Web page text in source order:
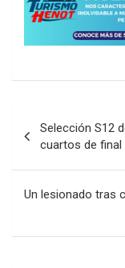
de
entradas
Selección S12
cuartos de final
Un lesionado tras